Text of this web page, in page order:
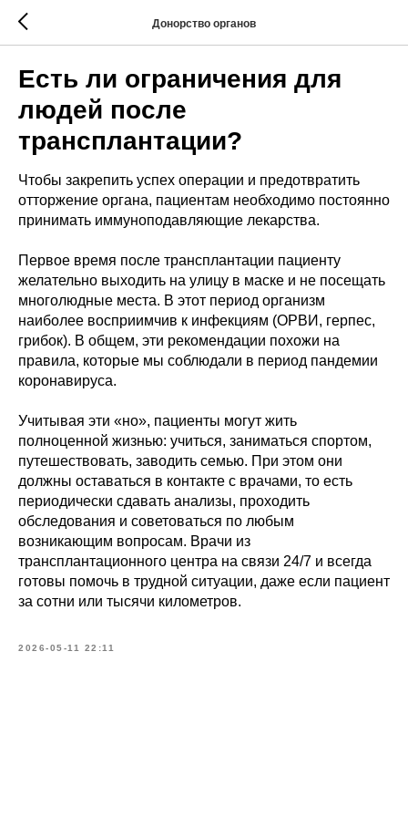
Донорство органов
Есть ли ограничения для
людей после
трансплантации?
Чтобы закрепить успех операции и предотвратить
отторжение органа, пациентам необходимо постоянно
принимать иммуноподавляющие лекарства.
Первое время после трансплантации пациенту
желательно выходить на улицу в маске и не посещать
многолюдные места. В этот период организм
наиболее восприимчив к инфекциям (ОРВИ, герпес,
грибок). В общем, эти рекомендации похожи на
правила, которые мы соблюдали в период пандемии
коронавируса.
Учитывая эти «но», пациенты могут жить
полноценной жизнью: учиться, заниматься спортом,
путешествовать, заводить семью. При этом они
должны оставаться в контакте с врачами, то есть
периодически сдавать анализы, проходить
обследования и советоваться по любым
возникающим вопросам. Врачи из
трансплантационного центра на связи 24/7 и всегда
готовы помочь в трудной ситуации, даже если пациент
за сотни или тысячи километров.
2026-05-11 22:11